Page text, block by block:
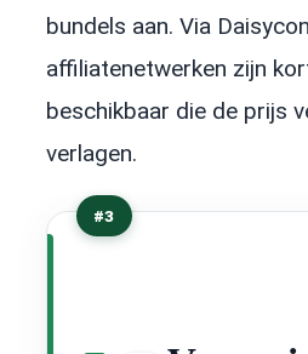
bundels aan. Via
affiliatenetwerken zijn
beschikbaar die de prijs
verlagen.
#3